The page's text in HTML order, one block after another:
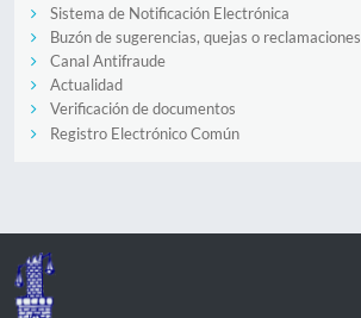
Sistema de Notificación Electrónica
Buzón de sugerencias, quejas o reclamaciones
Canal Antifraude
Actualidad
Verificación de documentos
Registro Electrónico Común